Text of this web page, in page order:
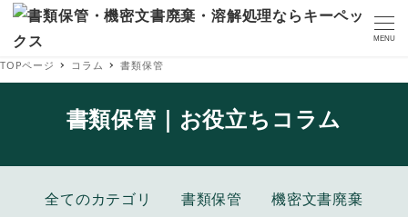
MENU
TOPページ コラム 書類保管
書類保管｜お役立ちコラム
全てのカテゴリ 書類保管
機密文書廃棄